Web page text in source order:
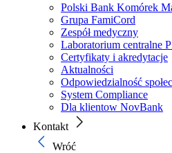
Polski Bank Komórek
Grupa FamiCord
Zespół medyczny
Laboratorium centralne
Certyfikaty i akredytacje
Aktualności
Odpowiedzialność
System Compliance
Dla klientow NovBank
Kontakt
Wróć